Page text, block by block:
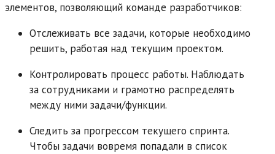
элементов, позволяющий команде разработчиков:
Отслеживать все задачи, которые необходимо
решить, работая над текущим проектом.
Контролировать процесс работы. Наблюдать
за сотрудниками и грамотно распределять
между ними задачи/функции.
Следить за прогрессом текущего спринта.
Чтобы задачи вовремя попадали в список